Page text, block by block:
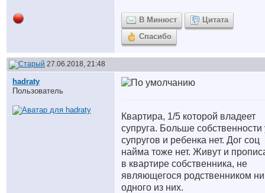
В Минюст
Цитата
Спасибо
27.06.2018, 21:48
hadraty
Пользователь
Квартира, 1/5 которой владеет
супруга. Больше собственности
супругов и ребенка нет. Дог соц
найма тоже нет. Живут и
в квартире собственника, не
являющегося родственником ни
одного из них.